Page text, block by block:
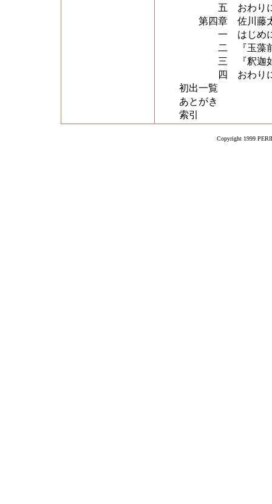
五 おわり
第四章 佐川藤太
一 はじめ
二 『玉藻前曦袂
三 『釈迦如来
四 おわり
初出一覧
あとがき
索引
Copyright 1999